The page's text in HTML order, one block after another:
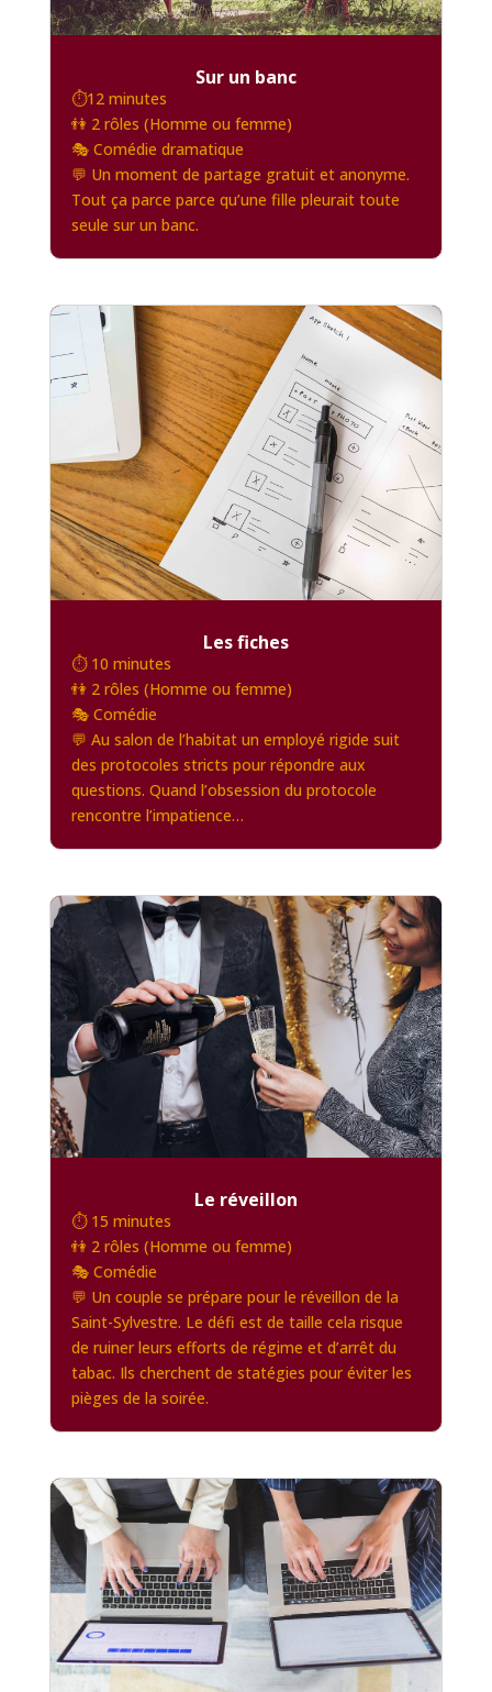
Sur un banc
⏱️12 minutes
👫 2 rôles (Homme ou femme)
🎭 Comédie dramatique
💬 Un moment de partage gratuit et anonyme.
Tout ça parce parce qu’une fille pleurait toute
seule sur un banc.
Les fiches
⏱️ 10 minutes
👫 2 rôles (Homme ou femme)
🎭 Comédie
💬 Au salon de l’habitat un employé rigide suit
des protocoles stricts pour répondre aux
questions. Quand l’obsession du protocole
rencontre l’impatience…
Le réveillon
⏱️ 15 minutes
👫 2 rôles (Homme ou femme)
🎭 Comédie
💬 Un couple se prépare pour le réveillon de la
Saint-Sylvestre. Le défi est de taille cela risque
de ruiner leurs efforts de régime et d’arrêt du
tabac. Ils cherchent de statégies pour éviter les
pièges de la soirée.